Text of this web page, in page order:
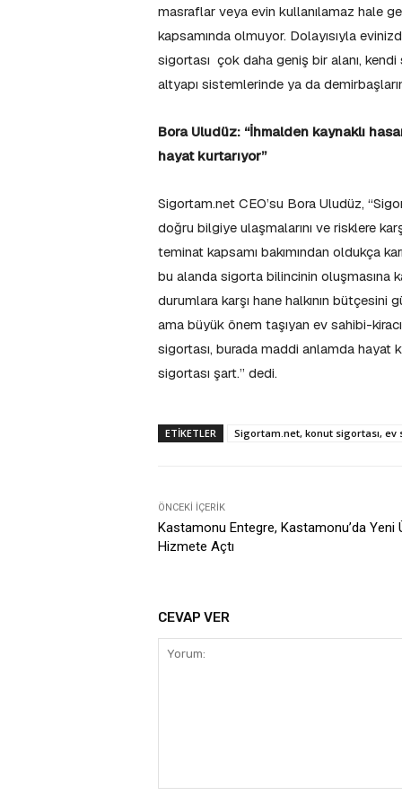
masraflar veya evin kullanılamaz hale
kapsamında olmuyor. Dolayısıyla
sigortası çok daha geniş bir alanı,
altyapı sistemlerinde ya da
Bora Uludüz: “İhmalden kaynaklı
hayat kurtarıyor”
Sigortam.net CEO’su Bora Uludüz,
doğru bilgiye ulaşmalarını ve risklere
teminat kapsamı bakımından oldukça
bu alanda sigorta bilincinin oluşmasına
durumlara karşı hane halkının
ama büyük önem taşıyan ev sahibi-
sigortası, burada maddi anlamda hayat
sigortası şart.” dedi.
ETIKETLER Sigortam.net, konut sigortası, ev
ÖNCEKI İÇERIK
Kastamonu Entegre, Kastamonu’da Yeni
Hizmete Açtı
CEVAP VER